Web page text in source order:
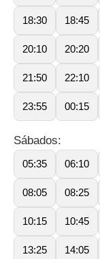
18:30 18:45
20:10 20:20
21:50 22:10
23:55 00:15
Sábados:
05:35 06:10
08:05 08:25
10:15 10:45
13:25 14:05